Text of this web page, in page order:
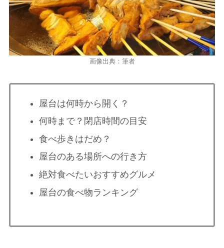
画像出典：筆者
屋台は何時から開く？
何時まで？閉店時間の目安
食べ歩きはだめ？
屋台のある場所への行き方
絶対食べたいおすすめグルメ
屋台の食べ物ランキング